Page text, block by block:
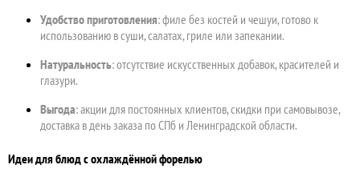
Удобство приготовления: филе без костей и чешуи, готово к
использованию в суши, салатах, гриле или запекании.
Натуральность: отсутствие искусственных добавок, красителей и
глазури.
Выгода: акции для постоянных клиентов, скидки при самовывозе,
доставка в день заказа по СПб и Ленинградской области.
Идеи для блюд с охлаждённой форелью